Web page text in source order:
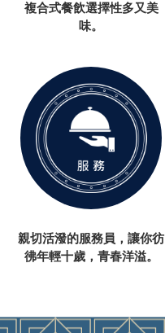
複合式餐飲選擇性多又美
味。
親切活潑的服務員，讓你彷
彿年輕十歲，青春洋溢。